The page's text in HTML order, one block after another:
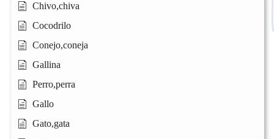
Chivo,chiva
Cocodrilo
Conejo,coneja
Gallina
Perro,perra
Gallo
Gato,gata